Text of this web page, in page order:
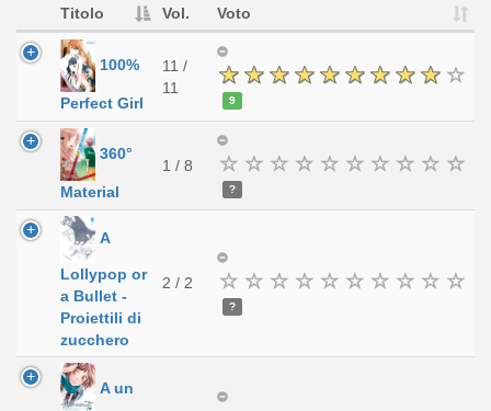
Titolo Vol. Voto
100%
Perfect Girl
11 /
11
9
360°
Material
1 / 8
?
A
Lollypop or
a Bullet -
Proiettili di
zucchero
2 / 2
?
A un